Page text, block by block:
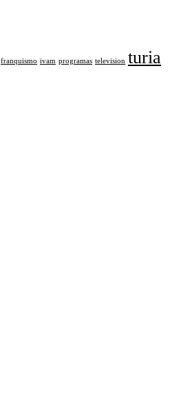
franquismo ivam programas television turia